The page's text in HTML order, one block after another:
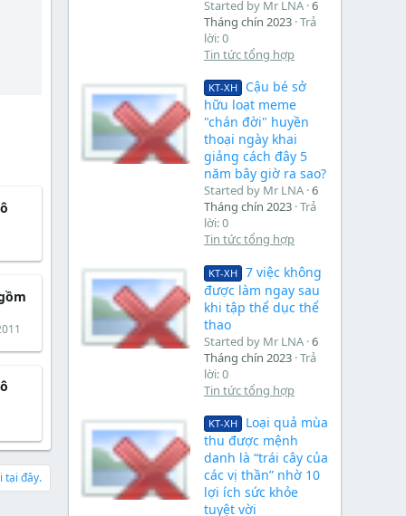
tại đây.
Started by Mr LNA 6
Tháng chín 2023 Trả
lời: 0
Tin tức tổng hợp
KT-XH
Cậu bé sở
hữu loạt meme
"chán đời" huyền
thoại ngày khai
giảng cách đây 5
năm bây giờ ra sao?
Started by Mr LNA 6
Tháng chín 2023 Trả
lời: 0
Tin tức tổng hợp
KT-XH
7 việc không
được làm ngay sau
khi tập thể dục thể
thao
Started by Mr LNA 6
Tháng chín 2023 Trả
lời: 0
Tin tức tổng hợp
KT-XH
Loại quả mùa
thu được mệnh
danh là “trái cây của
các vị thần” nhờ 10
lợi ích sức khỏe
tuyệt vời